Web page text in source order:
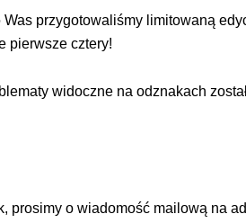
przygotowaliśmy limitowaną
pierwsze cztery!
widoczne na odznakach
prosimy o wiadomość mailową na